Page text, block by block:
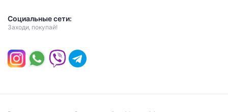
Социальные сети:
Заходи, покупай!